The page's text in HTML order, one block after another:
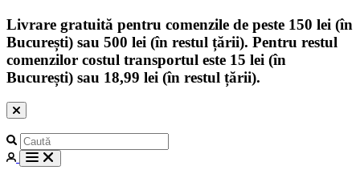
Livrare gratuită pentru comenzile de peste 150 lei (în
București) sau 500 lei (în restul țării). Pentru restul
comenzilor costul transportul este 15 lei (în
București) sau 18,99 lei (în restul țării).